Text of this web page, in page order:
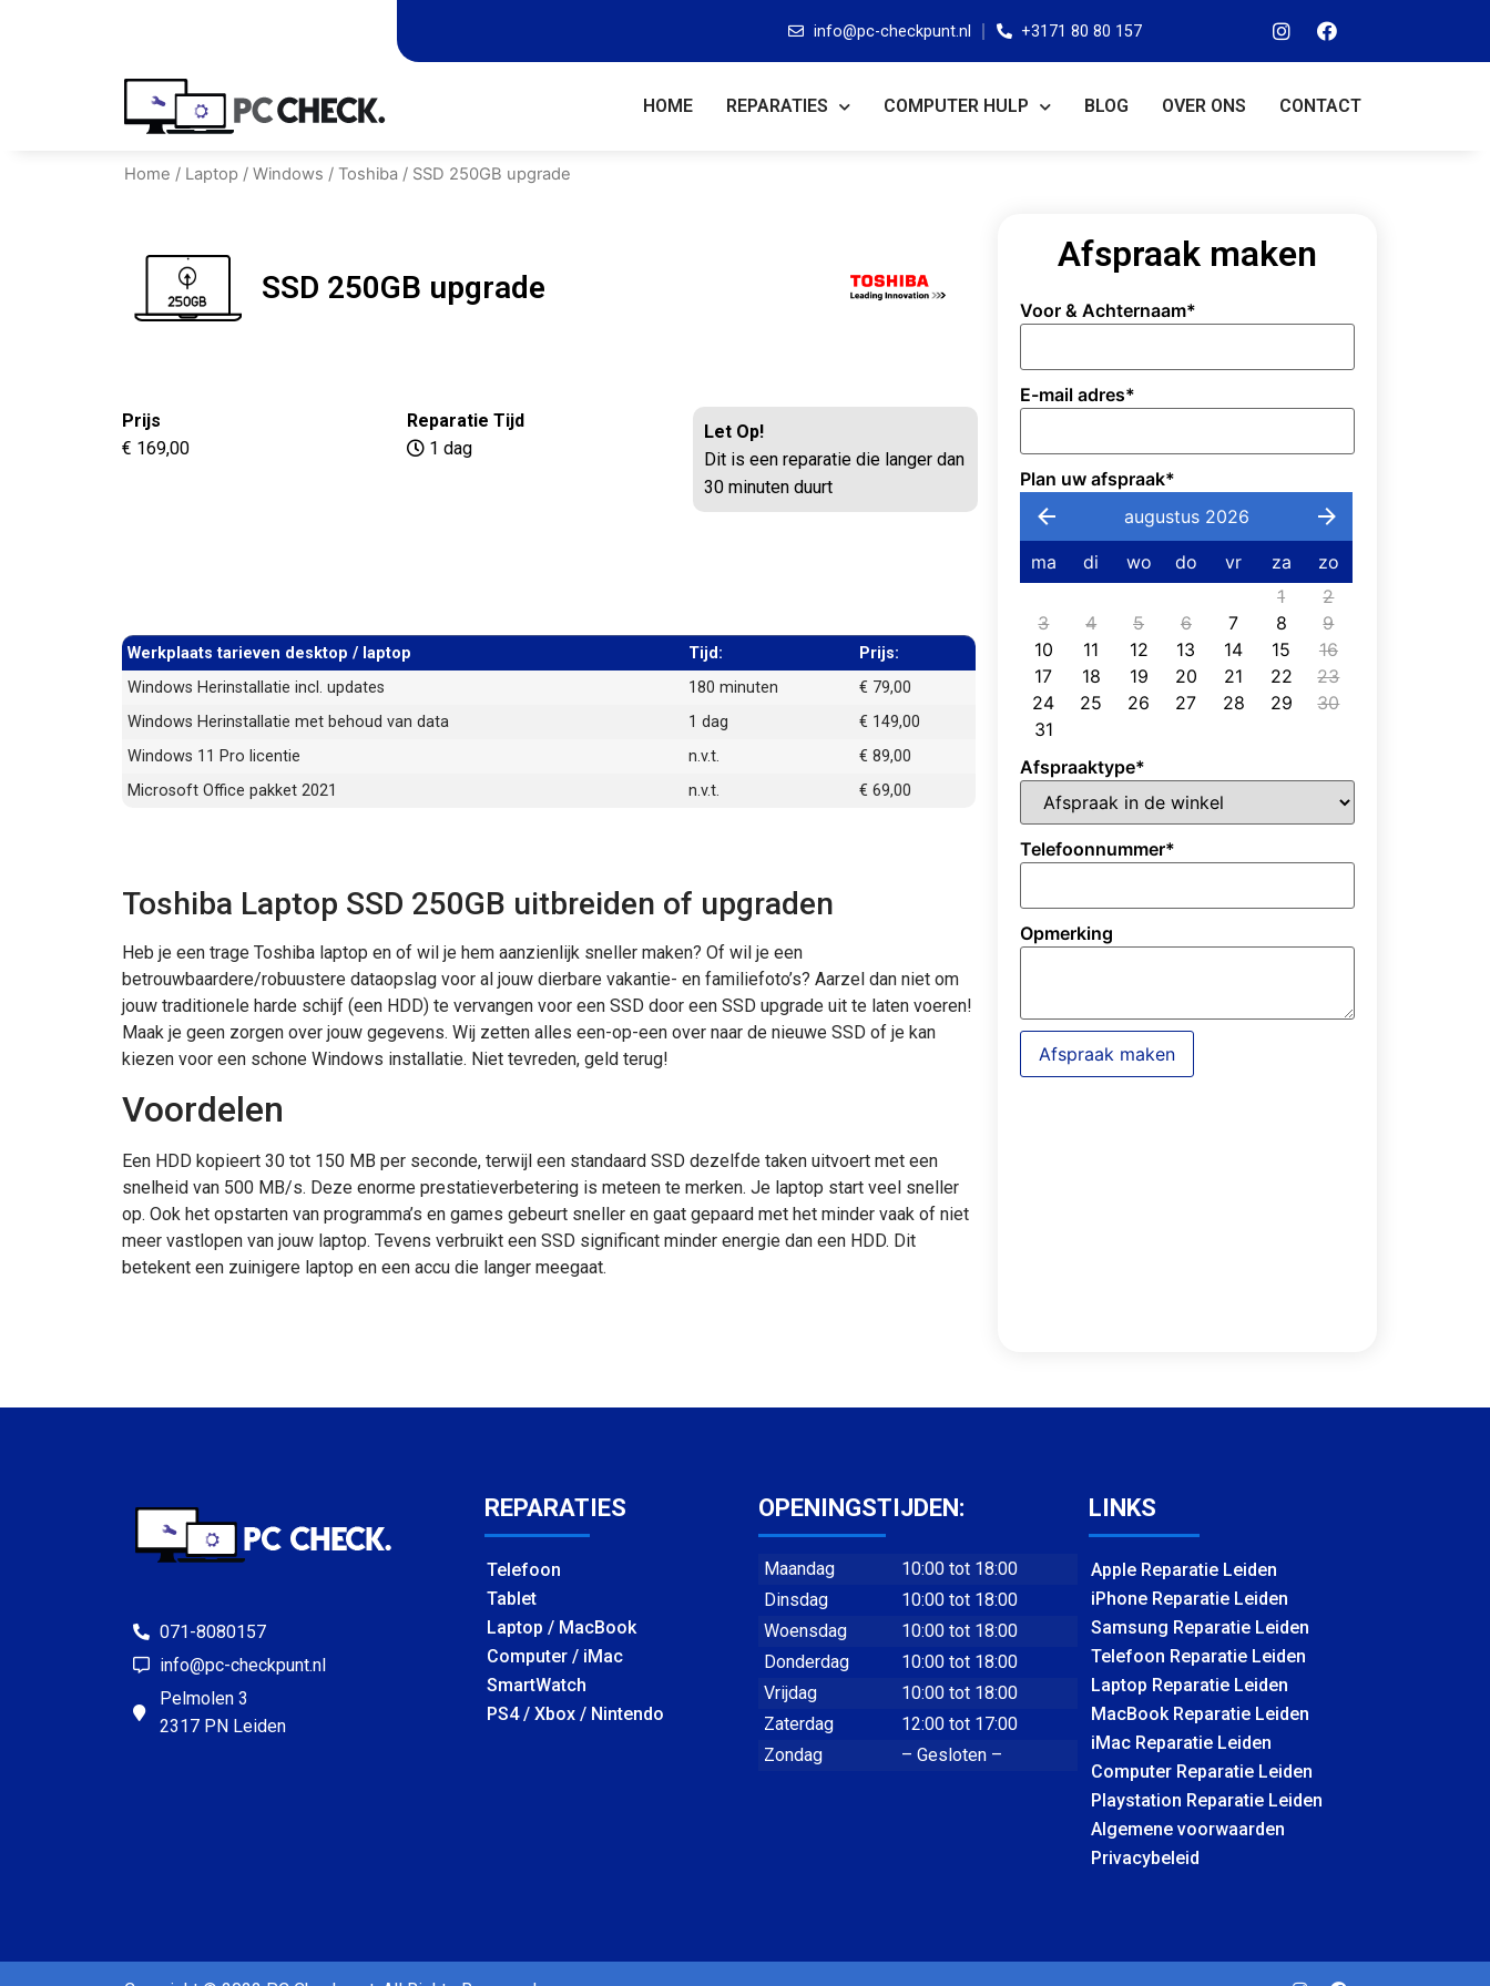
info@pc-checkpunt.nl +3171 80 80 157
HOME REPARATIES COMPUTER HULP BLOG OVER ONS CONTACT
Home / Laptop / Windows / Toshiba / SSD 250GB upgrade
SSD 250GB upgrade
Prijs
€ 169,00
Reparatie Tijd
1 dag
Let Op!
Dit is een reparatie die langer dan
30 minuten duurt
Werkplaats tarieven desktop / laptop Tijd:
Prijs:
Windows Herinstallatie incl. updates
180 minuten
€ 79,00
Windows Herinstallatie met behoud van data
1 dag
€ 149,00
Windows 11 Pro licentie
n.v.t.
€ 89,00
Microsoft Office pakket 2021
n.v.t. € 69,00
Toshiba Laptop SSD 250GB uitbreiden of upgraden
Heb je een trage Toshiba laptop en of wil je hem aanzienlijk sneller maken? Of wil je een
betrouwbaardere/robuustere dataopslag voor al jouw dierbare vakantie- en familiefoto’s? Aarzel dan niet om
jouw traditionele harde schijf (een HDD) te vervangen voor een SSD door een SSD upgrade uit te laten voeren!
Maak je geen zorgen over jouw gegevens. Wij zetten alles een-op-een over naar de nieuwe SSD of je kan
kiezen voor een schone Windows installatie. Niet tevreden, geld terug!
Voordelen
Een HDD kopieert 30 tot 150 MB per seconde, terwijl een standaard SSD dezelfde taken uitvoert met een
snelheid van 500 MB/s. Deze enorme prestatieverbetering is meteen te merken. Je laptop start veel sneller
op. Ook het opstarten van programma’s en games gebeurt sneller en gaat gepaard met het minder vaak of niet
meer vastlopen van jouw laptop. Tevens verbruikt een SSD significant minder energie dan een HDD. Dit
betekent een zuinigere laptop en een accu die langer meegaat.
Afspraak maken
Voor & Achternaam*
E-mail adres*
Plan uw afspraak*
augustus 2026
ma di wo do vr za
zo
1
2
3
4 5 6 7 8
9
10
11 12 13 14 15
16
17
18 19 20 21 22
23
24
25 26 27 28 29
30
31
Afspraaktype*
Telefoonnummer*
Opmerking
Afspraak maken
071-8080157
info@pc-checkpunt.nl
Pelmolen 3
2317 PN Leiden
REPARATIES
Telefoon
Tablet
Laptop / MacBook
Computer / iMac
SmartWatch
PS4 / Xbox / Nintendo
OPENINGSTIJDEN:
Maandag
10:00 tot 18:00
Dinsdag
10:00 tot 18:00
Woensdag
10:00 tot 18:00
Donderdag
10:00 tot 18:00
Vrijdag
10:00 tot 18:00
Zaterdag
12:00 tot 17:00
Zondag
– Gesloten –
LINKS
Apple Reparatie Leiden
iPhone Reparatie Leiden
Samsung Reparatie Leiden
Telefoon Reparatie Leiden
Laptop Reparatie Leiden
MacBook Reparatie Leiden
iMac Reparatie Leiden
Computer Reparatie Leiden
Playstation Reparatie Leiden
Algemene voorwaarden
Privacybeleid